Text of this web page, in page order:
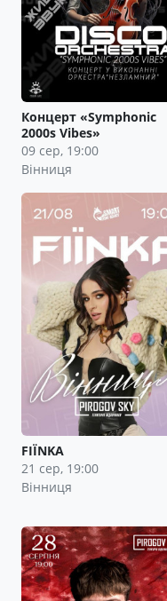
Концерт «Symphonic
2000s Vibes»
09 сер, 19:00
Вінниця
FIЇNKA
21 сер, 19:00
Вінниця